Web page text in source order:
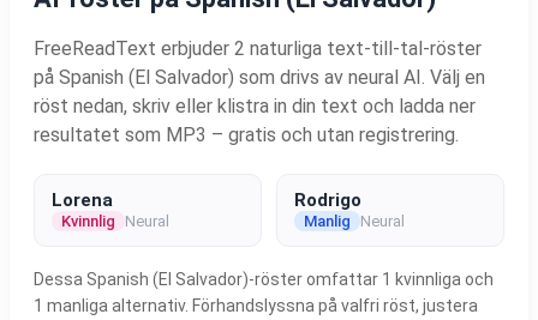
FreeReadText erbjuder 2 naturliga text-till-tal-röster
på Spanish (El Salvador) som drivs av neural AI. Välj en
röst nedan, skriv eller klistra in din text och ladda ner
resultatet som MP3 – gratis och utan registrering.
Lorena
Kvinnlig Neural
Rodrigo
Manlig Neural
Dessa Spanish (El Salvador)-röster omfattar 1 kvinnliga och
1 manliga alternativ. Förhandslyssna på valfri röst, justera